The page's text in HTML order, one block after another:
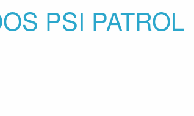
PSI PATROL